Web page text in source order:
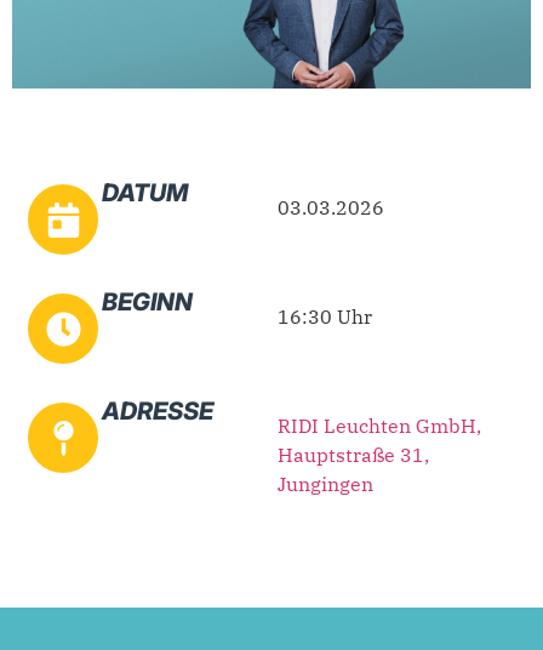
DATUM 03.03.2026
BEGINN 16:30 Uhr
ADRESSE
RIDI Leuchten GmbH,
Hauptstraße 31,
Jungingen